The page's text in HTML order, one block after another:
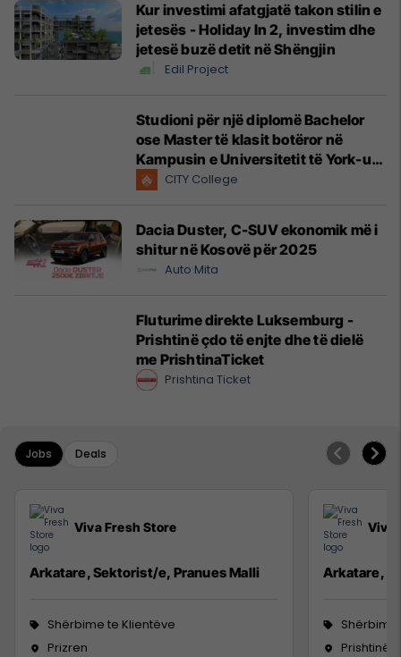
Kur investimi afatgjatë takon stilin e
jetesës - Holiday In 2, investim dhe
jetesë buzë detit në Shëngjin
Edil Project
Studioni për një diplomë Bachelor
ose Master të klasit botëror në
Kampusin e Universitetit të York-ut
në Evropë në Selanik, Greqi
CITY College
Dacia Duster, C-SUV ekonomik më i
shitur në Kosovë për 2025
Auto Mita
Fluturime direkte Luksemburg -
Prishtinë çdo të enjte dhe të dielë
me PrishtinaTicket
Prishtina Ticket
Jobs Deals
Viva Fresh Store
Arkatare, Sektorist/e, Pranues Malli
Shërbime te Klientëve
Prizren
Viva
Arkatare,
Prishtinë